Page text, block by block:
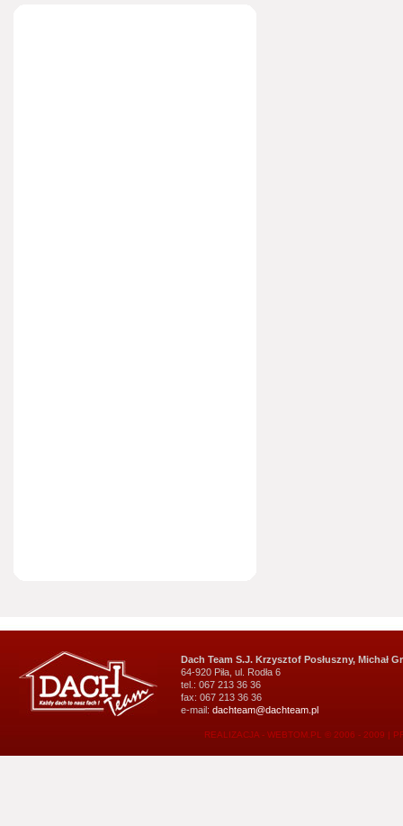
Dach Team S.J. Krzysztof Posłuszny, Michał
64-920 Piła, ul. Rodła 6
tel.: 067 213 36 36
fax: 067 213 36 36
e-mail: dachteam@dachteam.pl
REALIZACJA - WEBTOM.PL © 2006 - 2009 |